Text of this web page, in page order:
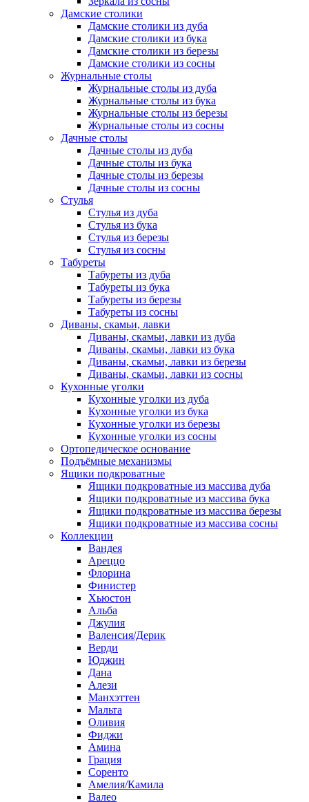
Дамские столики
Дамские столики из дуба
Дамские столики из бука
Дамские столики из березы
Дамские столики из сосны
Журнальные столы
Журнальные столы из дуба
Журнальные столы из бука
Журнальные столы из березы
Журнальные столы из сосны
Дачные столы
Дачные столы из дуба
Дачные столы из бука
Дачные столы из березы
Дачные столы из сосны
Стулья
Стулья из дуба
Стулья из бука
Стулья из березы
Стулья из сосны
Табуреты
Табуреты из дуба
Табуреты из бука
Табуреты из березы
Табуреты из сосны
Диваны, скамьи, лавки
Диваны, скамьи, лавки из дуба
Диваны, скамьи, лавки из бука
Диваны, скамьи, лавки из березы
Диваны, скамьи, лавки из сосны
Кухонные уголки
Кухонные уголки из дуба
Кухонные уголки из бука
Кухонные уголки из березы
Кухонные уголки из сосны
Ортопедическое основание
Подъёмные механизмы
Ящики подкроватные
Ящики подкроватные из массива дуба
Ящики подкроватные из массива бука
Ящики подкроватные из массива березы
Ящики подкроватные из массива сосны
Коллекции
Вандея
Ареццо
Флорина
Финистер
Хьюстон
Альба
Джулия
Валенсия/Дерик
Верди
Юджин
Дана
Алези
Манхэттен
Мальта
Оливия
Фиджи
Амина
Грация
Соренто
Амелия/Камила
Валео